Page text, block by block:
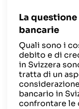
La
bancarie
Quali sono i
debito e di
in Svizzera
tratta di un
bancario in
confrontare le